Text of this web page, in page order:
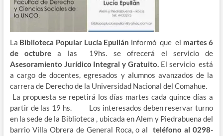
La Biblioteca Popular Lucía Epullán informó que el martes 6
de octubrea las 19hs. se ofrecerá el servicio de
Asesoramiento Jurídico Integral y Gratuito. El servicio está
a cargo de docentes, egresados y alumnos avanzados de la
carrera de Derecho de la Universidad Nacional del Comahue.
La propuesta se repetirá los días martes cada quince días a
partir de las 19 hs. Los interesados deben reservar turno
en la sede de la Biblioteca , ubicada en Alem y Piedrabuena del
barrio Villa Obrera de General Roca, o alteléfono al 0298-